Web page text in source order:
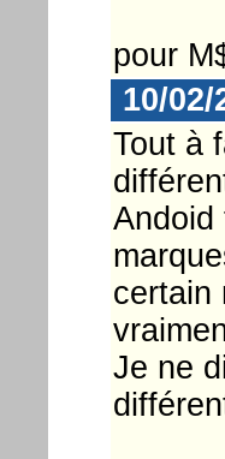
pour
10/02/
Tout à
Andoid
certain
Je ne